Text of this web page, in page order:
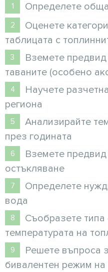
Определете
Оценете
таблицата с
Вземете
таваните (особено
Научете
региона
Анализирайте
през годината
Вземете
остъкляване
Определете
вода
Съобразете типа
температурата на
Решете въпроса
бивалентен режим на